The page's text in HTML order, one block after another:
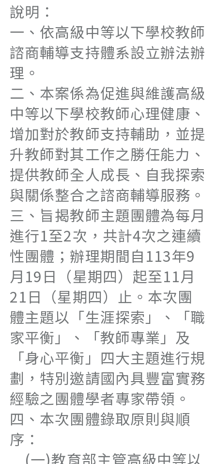
說明：
一、依高級中等以下學校教師
諮商輔導支持體系設立辦法辦
理。
二、本案係為促進與維護高級
中等以下學校教師心理健康、
增加對於教師支持輔助，並提
升教師對其工作之勝任能力、
提供教師全人成長、自我探索
與關係整合之諮商輔導服務。
三、旨揭教師主題團體為每月
進行1至2次，共計4次之連續
性團體；辦理期間自113年9
月19日（星期四）起至11月
21日（星期四）止。本次團
體主題以「生涯探索」、「職
家平衡」、「教師專業」及
「身心平衡」四大主題進行規
劃，特別邀請國內具豐富實務
經驗之團體學者專家帶領。
四、本次團體錄取原則與順
序：
(一)教育部主管高級中等以